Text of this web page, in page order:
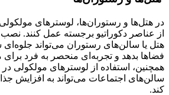
در هتل‌ها و رستوران‌ها، لوسترهای
از عناصر دکوراتیو برجسته عمل کنند. نصب
هتل یا سالن‌های رستوران می‌تواند
فضاها بدهد و تجربه‌ای منحصر به فرد برای
همچنین، استفاده از لوسترهای مولکولی در
سالن‌های اجتماعات می‌تواند به افزایش
کند.